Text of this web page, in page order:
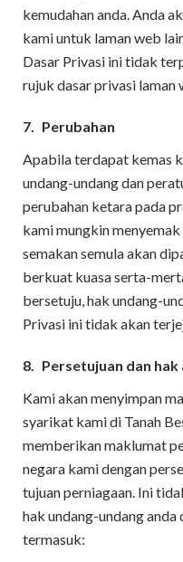
kemudahan anda. Anda
kami untuk laman web
Dasar Privasi ini tidak
rujuk dasar privasi laman
7. Perubahan
Apabila terdapat kemas
undang-undang dan
perubahan ketara pada
kami mungkin
semakan semula akan
berkuat kuasa serta-
bersetuju, hak undang-
Privasi ini tidak akan
8. Persetujuan dan hak
Kami akan menyimpan
syarikat kami di Tanah
memberikan maklumat
negara kami dengan
tujuan perniagaan. Ini
hak undang-undang
termasuk: